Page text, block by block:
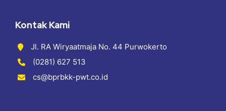
Kontak Kami
Jl. RA Wiryaatmaja No. 44 Purwokerto
(0281) 627 513
cs@bprbkk-pwt.co.id